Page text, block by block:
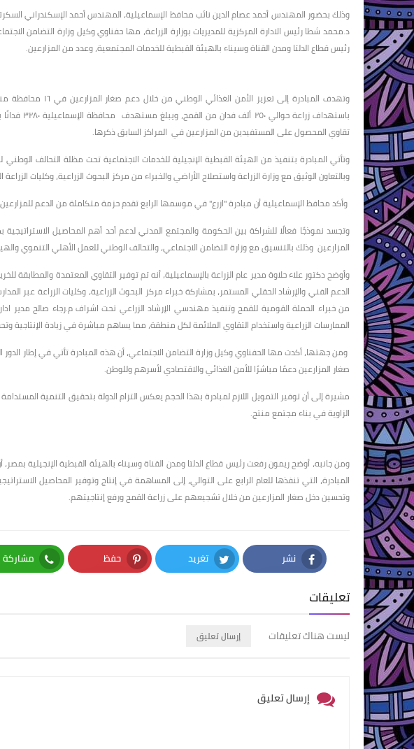
وذلك بحضور المهندس أحمد عصام الدين نائب محافظ الإسماعيلية، المهندس أحمد الإسكندراني
د.محمد شطا رئيس الادارة المركزية للمديريات بوزارة الزراعة، مها حفناوي وكيل وزارة التضامن
رئيس قطاع الدلتا ومدن القناة وسيناء بالهيئة القبطية للخدمات المجتمعية، وعدد من المزارعين.
وتهدف المبادرة إلى
باستهداف
تقاوي المحصول على المستفيدين من المزارعين في المراكز السابق ذكرها.
وتأتي المبادرة بتنفيذ من الهيئة القبطية الإنجيلية للخدمات الاجتماعية تحت مظلة التحالف
وبالتعاون الوثيق مع وزارة الزراعة واستصلاح الأراضي والخبراء من مركز البحوث الزراعية، وكليات
وأكد محافظ الإسماعيلية أن مبادرة "ازرع" في موسمها الرابع تقدم حزمة متكاملة من الدعم
وتجسد نموذجًا فعالًا للشراكة بين الحكومة والمجتمع المدني لدعم أحد أهم المحاصيل
المزارعين وذلك بالتنسيق مع وزارة التضامن الاجتماعي، والتحالف الوطني للعمل الأهلي التنموي
وأوضح دكتور علاء حلاوة مدير عام الزراعة بالإسماعيلية، أنه تم توفير التقاوي المعتمدة والمطابقة
الدعم الفني والإرشاد الحقلي المستمر، بمشاركة خبراء مركز البحوث الزراعية، وكليات الزراعة عبر
من خبراء الحملة القومية للقمح وتنفيذ مهندسي الإرشاد الزراعي تحت اشراف م.رجاء صالح مدير
الممارسات الزراعية واستخدام التقاوي الملائمة لكل منطقة، مما يساهم مباشرة في زيادة الإنتاجية
ومن جهتها، أكدت مها الحفناوي وكيل وزارة التضامن الاجتماعي، أن هذه المبادرة تأتي في إطار الدور
صغار المزارعين دعمًا مباشرًا للأمن الغذائي والاقتصادي لأسرهم وللوطن.
مشيرة إلى أن توفير التمويل اللازم لمبادرة بهذا الحجم يعكس التزام الدولة بتحقيق التنمية
الزاوية في بناء مجتمع منتج.
ومن جانبه، أوضح ريمون رفعت رئيس قطاع الدلتا ومدن القناة وسيناء بالهيئة القبطية الإنجيلية
المبادرة، التي تنفذها للعام الرابع على التوالي، إلى المساهمة في إنتاج وتوفير المحاصيل
وتحسين دخل صغار المزارعين من خلال تشجيعهم على زراعة القمح ورفع إنتاجيتهم.
نشر
Facebook
تغريد
Twitter
حفظ
Pinterest
مشاركة
Whatsapp
تعليقات
ليست هناك تعليقات إرسال تعليق
إرسال تعليق